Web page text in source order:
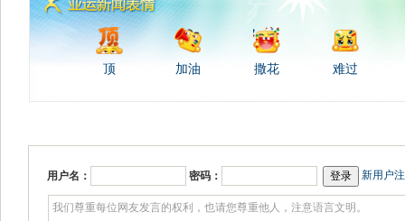
顶 加油 撒花 难过
用户名： 密码： 新用户